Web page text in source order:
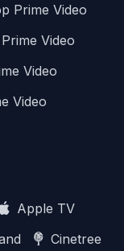
Prime Video
Video
Video
Video
Apple TV
Cinetree